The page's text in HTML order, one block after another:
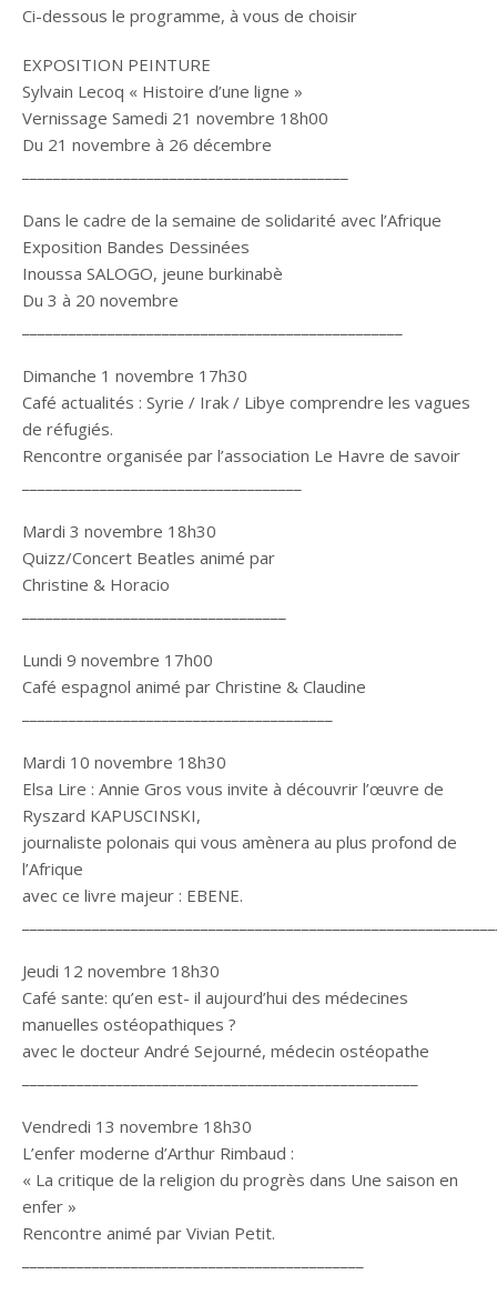
Ci-dessous le programme, à vous de choisir
EXPOSITION PEINTURE
Sylvain Lecoq « Histoire d’une ligne »
Vernissage Samedi 21 novembre 18h00
Du 21 novembre à 26 décembre
Dans le cadre de la semaine de solidarité avec l’Afrique
Exposition Bandes Dessinées
Inoussa SALOGO, jeune burkinabè
Du 3 à 20 novembre
Dimanche 1 novembre 17h30
Café actualités : Syrie / Irak / Libye comprendre les vagues
de réfugiés.
Rencontre organisée par l’association Le Havre de savoir
Mardi 3 novembre 18h30
Quizz/Concert Beatles animé par
Christine & Horacio
Lundi 9 novembre 17h00
Café espagnol animé par Christine & Claudine
Mardi 10 novembre 18h30
Elsa Lire : Annie Gros vous invite à découvrir l’œuvre de
Ryszard KAPUSCINSKI,
journaliste polonais qui vous amènera au plus profond de
l’Afrique
avec ce livre majeur : EBENE.
Jeudi 12 novembre 18h30
Café sante: qu’en est- il aujourd’hui des médecines
manuelles ostéopathiques ?
avec le docteur André Sejourné, médecin ostéopathe
Vendredi 13 novembre 18h30
L’enfer moderne d’Arthur Rimbaud :
« La critique de la religion du progrès dans Une saison en
enfer »
Rencontre animé par Vivian Petit.